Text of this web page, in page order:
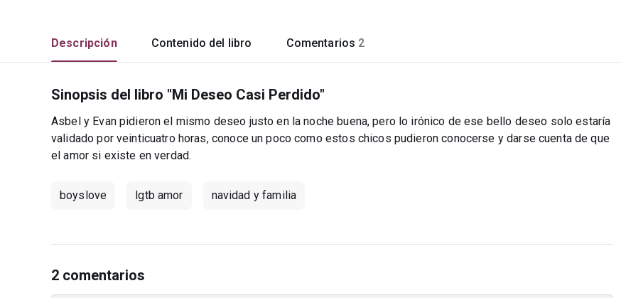
Descripción Contenido del libro Comentarios 2
Sinopsis del libro "Mi Deseo Casi Perdido"
Asbel y Evan pidieron el mismo deseo justo en la noche buena, pero lo irónico de ese bello deseo solo estaría
validado por veinticuatro horas, conoce un poco como estos chicos pudieron conocerse y darse cuenta de que
el amor si existe en verdad.
boyslove lgtb amor navidad y familia
2 comentarios